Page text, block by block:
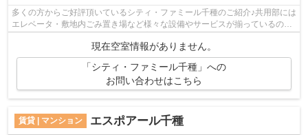
多くの方からご好評頂いているシティ・ファミール千種のご紹介♪共用部には
エレベータ・敷地内ごみ置き場など様々な設備やサービスが揃っているので
便利です♪こちらはマンションタイプ...
現在空室情報がありません。
「シティ・ファミール千種」への
お問い合わせはこちら
賃貸 | マンション エスポアール千種